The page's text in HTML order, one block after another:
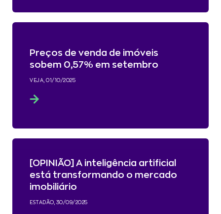
Preços de venda de imóveis
sobem 0,57% em setembro
VEJA, 01/10/2025
[OPINIÃO] A inteligência artificial
está transformando o mercado
imobiliário
ESTADÃO, 30/09/2025